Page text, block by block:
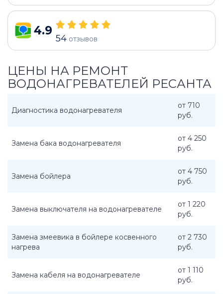
4.9
54 отзывов
ЦЕНЫ НА РЕМОНТ
ВОДОНАГРЕВАТЕЛЕЙ РЕСАНТА
Диагностика водонагревателя
от 710
руб.
Замена бака водонагревателя
от 4 250
руб.
Замена бойлера
от 4 750
руб.
Замена выключателя на водонагревателе
от 1 220
руб.
Замена змеевика в бойлере косвенного
нагрева
от 2 730
руб.
Замена кабеля на водонагревателе
от 1 110
руб.